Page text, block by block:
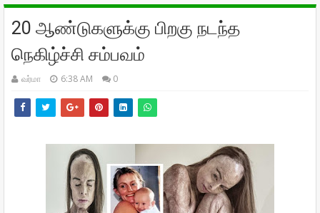
20 ஆண்டுகளுக்கு பிறகு நடந்த
நெகிழ்ச்சி சம்பவம்
வர்மா 6:38 AM 0